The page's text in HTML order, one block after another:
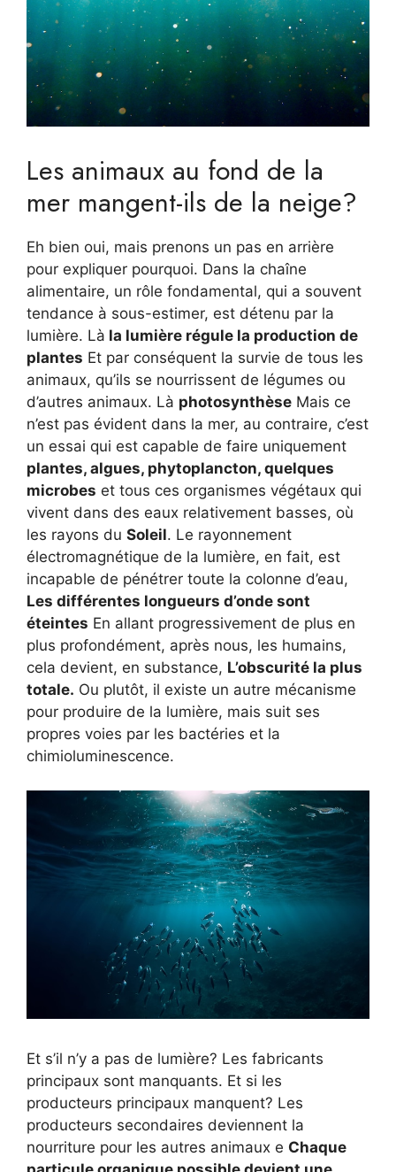
Les animaux au fond de la
mer mangent-ils de la neige?
Eh bien oui, mais prenons un pas en arrière
pour expliquer pourquoi. Dans la chaîne
alimentaire, un rôle fondamental, qui a souvent
tendance à sous-estimer, est détenu par la
lumière. Là la lumière régule la production de
plantes Et par conséquent la survie de tous les
animaux, qu’ils se nourrissent de légumes ou
d’autres animaux. Là photosynthèse Mais ce
n’est pas évident dans la mer, au contraire, c’est
un essai qui est capable de faire uniquement
plantes, algues, phytoplancton, quelques
microbes et tous ces organismes végétaux qui
vivent dans des eaux relativement basses, où
les rayons du Soleil. Le rayonnement
électromagnétique de la lumière, en fait, est
incapable de pénétrer toute la colonne d’eau,
Les différentes longueurs d’onde sont
éteintes En allant progressivement de plus en
plus profondément, après nous, les humains,
cela devient, en substance, L’obscurité la plus
totale. Ou plutôt, il existe un autre mécanisme
pour produire de la lumière, mais suit ses
propres voies par les bactéries et la
chimioluminescence.
Et s’il n’y a pas de lumière? Les fabricants
principaux sont manquants. Et si les
producteurs principaux manquent? Les
producteurs secondaires deviennent la
nourriture pour les autres animaux e Chaque